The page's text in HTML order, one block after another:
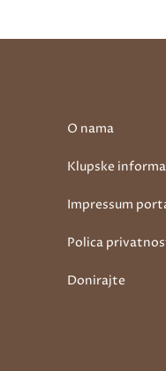
O nama
Klupske
Impressum
Polica
Donirajte